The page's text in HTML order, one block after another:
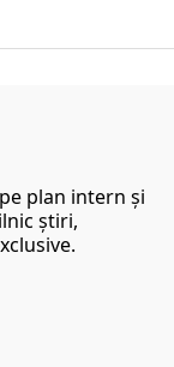
plan intern şi
ştiri,